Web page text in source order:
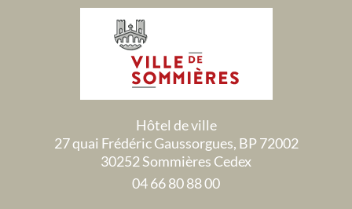
Hôtel de ville
27 quai Frédéric Gaussorgues, BP 72002
30252 Sommières Cedex
04 66 80 88 00